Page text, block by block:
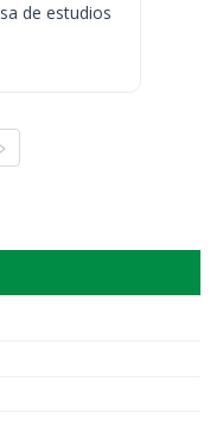
de estudios